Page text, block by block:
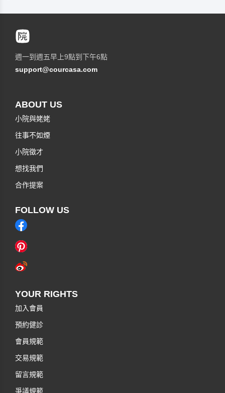
週一到週五早上9點到下午6點
support@courcasa.com
ABOUT US
小院與姥姥
往事不如煙
小院徵才
想找我們
合作提案
FOLLOW US
YOUR RIGHTS
加入會員
預約健診
會員規範
交易規範
留言規範
爭議規範